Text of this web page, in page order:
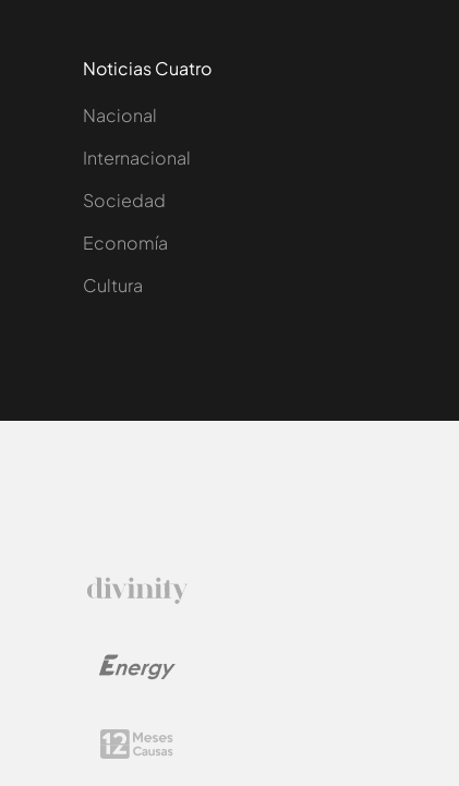
Noticias Cuatro
Nacional
Internacional
Sociedad
Economía
Cultura